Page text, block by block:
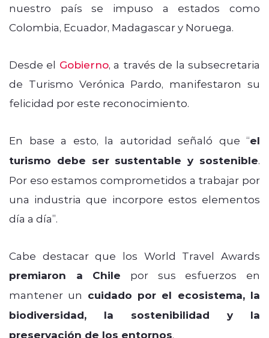
nuestro país se impuso a estados como
Colombia, Ecuador, Madagascar y Noruega.
Desde el Gobierno, a través de la subsecretaria
de Turismo Verónica Pardo, manifestaron su
felicidad por este reconocimiento.
En base a esto, la autoridad señaló que “el
turismo debe ser sustentable y sostenible.
Por eso estamos comprometidos a trabajar por
una industria que incorpore estos elementos
día a día”.
Cabe destacar que los World Travel Awards
premiaron a Chile por sus esfuerzos en
mantener un cuidado por el ecosistema, la
biodiversidad, la sostenibilidad y la
preservación de los entornos.